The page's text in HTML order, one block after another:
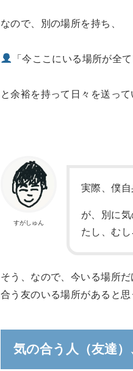
なので、別の場所を持ち、
「今ここにいる場所が全
と余裕を持って日々を送って
すがしゅん
実際、僕
が、別に
たし、む
そう、なので、今いる場所
合う友のいる場所があると
気の合う人（友達